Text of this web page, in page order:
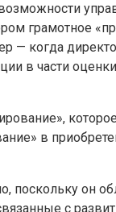
грамотное
— когда
в части
в
поскольку он
с